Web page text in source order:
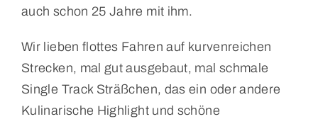
auch schon 25 Jahre mit ihm.
Wir lieben flottes Fahren auf kurvenreichen
Strecken, mal gut ausgebaut, mal schmale
Single Track Sträßchen, das ein oder andere
Kulinarische Highlight und schöne